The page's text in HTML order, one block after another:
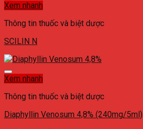
Xem nhanh
Thông tin thuốc và biệt dược
SCILIN N
Xem nhanh
Thông tin thuốc và biệt dược
Diaphyllin Venosum 4,8% (240mg/5ml)